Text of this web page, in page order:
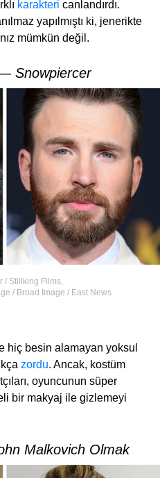
karakteri canlandırdı.
yapılmıştı ki, jenerikte
mümkün değil.
— Snowpiercer
/ Stillking Films,
/ Broad Image / East News
hiç besin alamayan yoksul
zordu. Ancak, kostüm
oyuncunun süper
bir makyaj ile gizlemeyi
Malkovich Olmak